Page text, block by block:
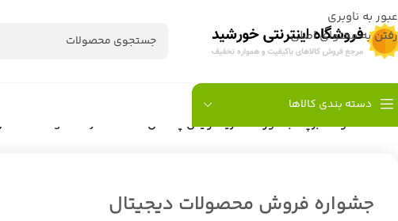
عبور به ناوبری
رفتن به محتوای اصلی
دسته بندی کالاها
خانه/محصولات برچسب خورده “خرید آرایش پاک کن Neutrogena Hydro Boost اصل”
جشواره فروش محصولات دیجیتال